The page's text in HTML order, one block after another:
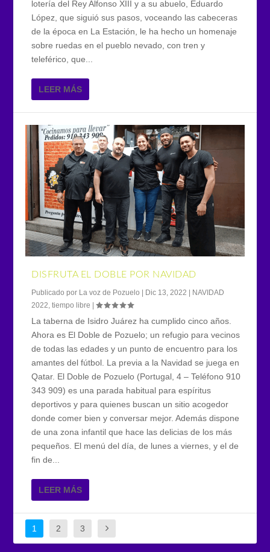
lotería del Rey Alfonso XIII y a su abuelo, Eduardo
López, que siguió sus pasos, voceando las cabeceras
de la época en La Estación, le ha hecho un homenaje
sobre ruedas en el pueblo nevado, con tren y
teleférico, que...
LEER MÁS
DISFRUTA EL DOBLE POR NAVIDAD
Publicado por La voz de Pozuelo Dic 13, 2022
NAVIDAD
2022,tiempo libre |
La taberna de Isidro Juárez ha cumplido cinco años.
Ahora es El Doble de Pozuelo; un refugio para vecinos
de todas las edades y un punto de encuentro para los
amantes del fútbol. La previa a la Navidad se juega en
Qatar. El Doble de Pozuelo (Portugal, 4 – Teléfono 910
343 909) es una parada habitual para espíritus
deportivos y para quienes buscan un sitio acogedor
donde comer bien y conversar mejor. Además dispone
de una zona infantil que hace las delicias de los más
pequeños. El menú del día, de lunes a viernes, y el de
fin de...
LEER MÁS
1 2 3